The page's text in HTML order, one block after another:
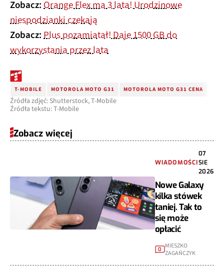
Zobacz:Orange Flex ma 3 lata! Urodzinowe
niespodzianki czekają
Zobacz:Plus pozamiatał! Daje 1500 GB do
wykorzystania przez lata
T-MOBILE MOTOROLA MOTO G31 MOTOROLA MOTO G31 CENA
Źródła zdjęć: Shutterstock, T-Mobile
Źródła tekstu: T-Mobile
Zobacz więcej
WIADOMOŚCI
07
SIE
2026
Nowe Galaxy
kilka stówek
taniej. Tak to
się może
opłacić
0 MIESZKO
ZAGAŃCZYK